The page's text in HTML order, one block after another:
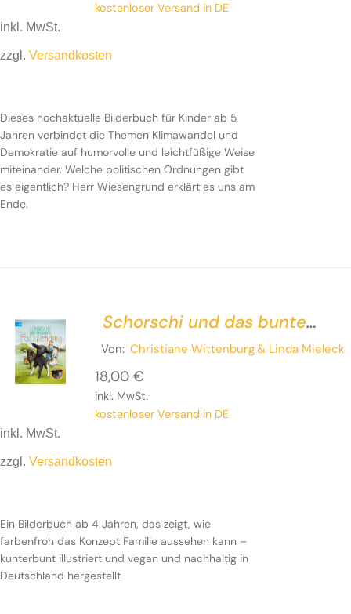
kostenloser Versand in DE
inkl. MwSt.
zzgl. Versandkosten
Dieses hochaktuelle Bilderbuch für Kinder ab 5
Jahren verbindet die Themen Klimawandel und
Demokratie auf humorvolle und leichtfüßige Weise
miteinander. Welche politischen Ordnungen gibt
es eigentlich? Herr Wiesengrund erklärt es uns am
Ende.
Schorschi und das bunte
Familiending
Von: Christiane Wittenburg& Linda Mieleck
18,00 €
inkl. MwSt.
kostenloser Versand in DE
inkl. MwSt.
zzgl. Versandkosten
Ein Bilderbuch ab 4 Jahren, das zeigt, wie
farbenfroh das Konzept Familie aussehen kann –
kunterbunt illustriert und vegan und nachhaltig in
Deutschland hergestellt.